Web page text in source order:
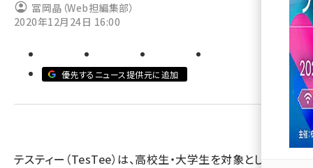
セミナー (2315)
meo (1281)
冨岡晶（Web担編集部）
2020年12月24日 16:00
優先するニュース提供元に追加
テスティー（TesTee）は、高校生・大学生を対象とした